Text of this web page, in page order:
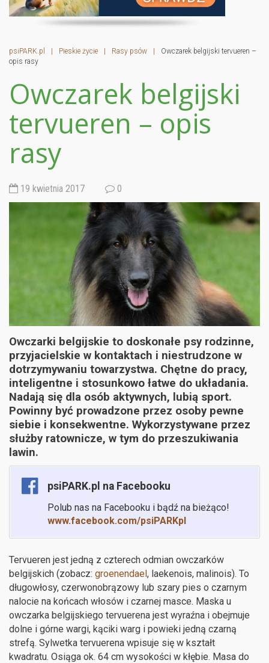
psiPARK.pl | Pieskie życie | Rasy psów |
Owczarek belgijski tervueren –
opis rasy
Owczarek belgijski
tervueren – opis
rasy
19 kwietnia 2017 0
Owczarki belgijskie to doskonałe psy rodzinne,
przyjacielskie w kontaktach i niestrudzone w
dotrzymywaniu towarzystwa. Chętne do pracy,
inteligentne i stosunkowo łatwe do układania.
Nadają się dla osób aktywnych, lubią sport.
Powinny być prowadzone przez osoby pewne
siebie i konsekwentne. Wykorzystywane przez
służby ratownicze, w tym do przeszukiwania
lawin.
psiPARK.pl na Facebooku
Polub nas na Facebooku i bądź na bieżąco!
www.facebook.com/psiPARKpl
Tervueren jest jedną z czterech odmian owczarków
belgijskich (zobacz: groenendael, laekenois, malinois). To
długowłosy, czerwonobrązowy lub szary pies o czarnym
nalocie na końcach włosów i czarnej masce. Maska u
owczarka belgijskiego tervuerena jest wyraźna i obejmuje
dolne i górne wargi, kąciki warg i powieki jedną czarną
strefą. Sylwetka tervuerena wpisuje się w kształt
kwadratu. Osiąga ok. 64 cm wysokości w kłębie. Masa do